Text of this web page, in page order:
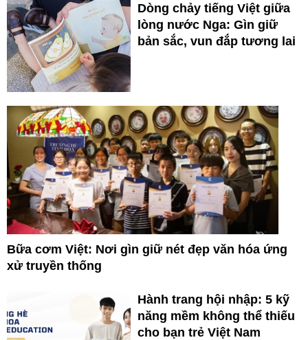
Dòng chảy tiếng Việt giữa
lòng nước Nga: Gìn giữ
bản sắc, vun đắp tương lai
Bữa cơm Việt: Nơi gìn giữ nét đẹp văn hóa ứng
xử truyền thống
Hành trang hội nhập: 5 kỹ
năng mềm không thể thiếu
cho bạn trẻ Việt Nam